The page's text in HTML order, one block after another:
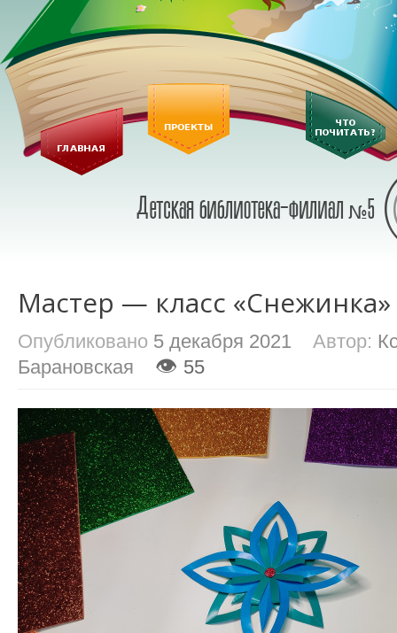
Мастер — класс «Снежинка»
Опубликовано 5 декабря 2021 Автор:
Барановская
👁 55